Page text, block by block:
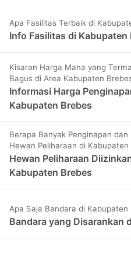
Apa Fasilitas Terbaik di
Info Fasilitas di Kabupaten
Kisaran Harga Mana yang
Bagus di Area Kabupaten
Informasi Harga
Kabupaten Brebes
Berapa Banyak Penginapan
Hewan Peliharaan di Kabupaten
Hewan Peliharaan
Kabupaten Brebes
Apa Saja Bandara di Kabupaten
Bandara yang Disarankan